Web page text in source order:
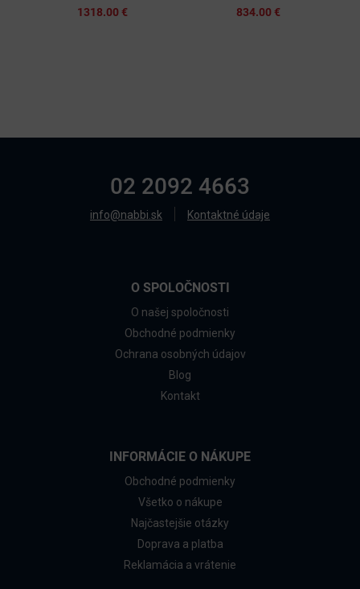
1318.00 € 834.00 €
02 2092 4663
info@nabbi.sk Kontaktné údaje
O SPOLOČNOSTI
O našej spoločnosti
Obchodné podmienky
Ochrana osobných údajov
Blog
Kontakt
INFORMÁCIE O NÁKUPE
Obchodné podmienky
Všetko o nákupe
Najčastejšie otázky
Doprava a platba
Reklamácia a vrátenie